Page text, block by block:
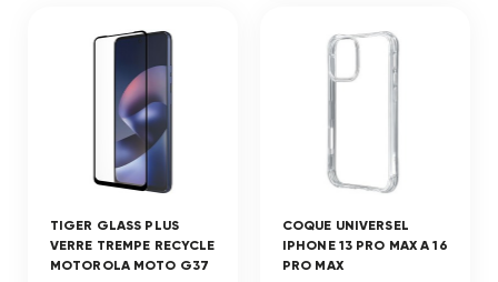
TIGER GLASS PLUS
VERRE TREMPE RECYCLE
MOTOROLA MOTO G37
COQUE UNIVERSEL
IPHONE 13 PRO MAX A 16
PRO MAX